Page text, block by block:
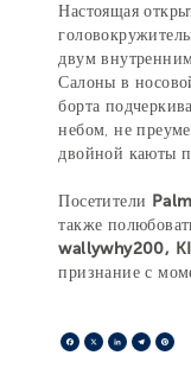
Настоящая
двум
Салоны в
борта
небом, не
двойной каюты
Посетители
также
wallywhy200,
признание с
Facebook
X LinkedIn